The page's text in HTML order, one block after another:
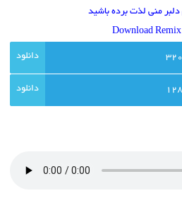
منی لذت برده باشید
Download